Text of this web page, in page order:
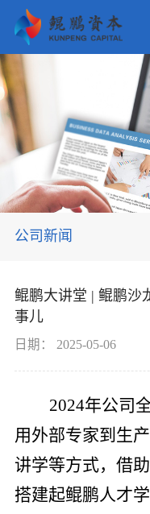
公司新闻
鲲鹏大讲堂 | 鲲鹏沙
事儿
日期： 2025-05-06
2024年公司
用外部专家到生
讲学等方式，借
搭建起鲲鹏人才